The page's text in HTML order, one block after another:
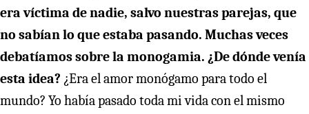
era víctima de nadie, salvo nuestras parejas, que
no sabían lo que estaba pasando. Muchas veces
debatíamos sobre la monogamia. ¿De dónde venía
esta idea? ¿Era el amor monógamo para todo el
mundo? Yo había pasado toda mi vida con el mismo